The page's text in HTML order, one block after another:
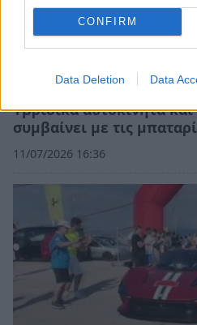
CONFIRM
Data Deletion Data
Υβριδικά αυτοκίνητα και
συμβαίνει με τις
11/07/2026 16:36